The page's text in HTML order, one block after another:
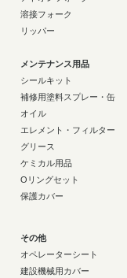
溶接フォーク
リッパー
メンテナンス用品
シールキット
補修用塗料スプレー・缶
オイル
エレメント・フィルター
グリース
ケミカル用品
Oリングセット
保護カバー
その他
オペレーターシート
建設機械用カバー